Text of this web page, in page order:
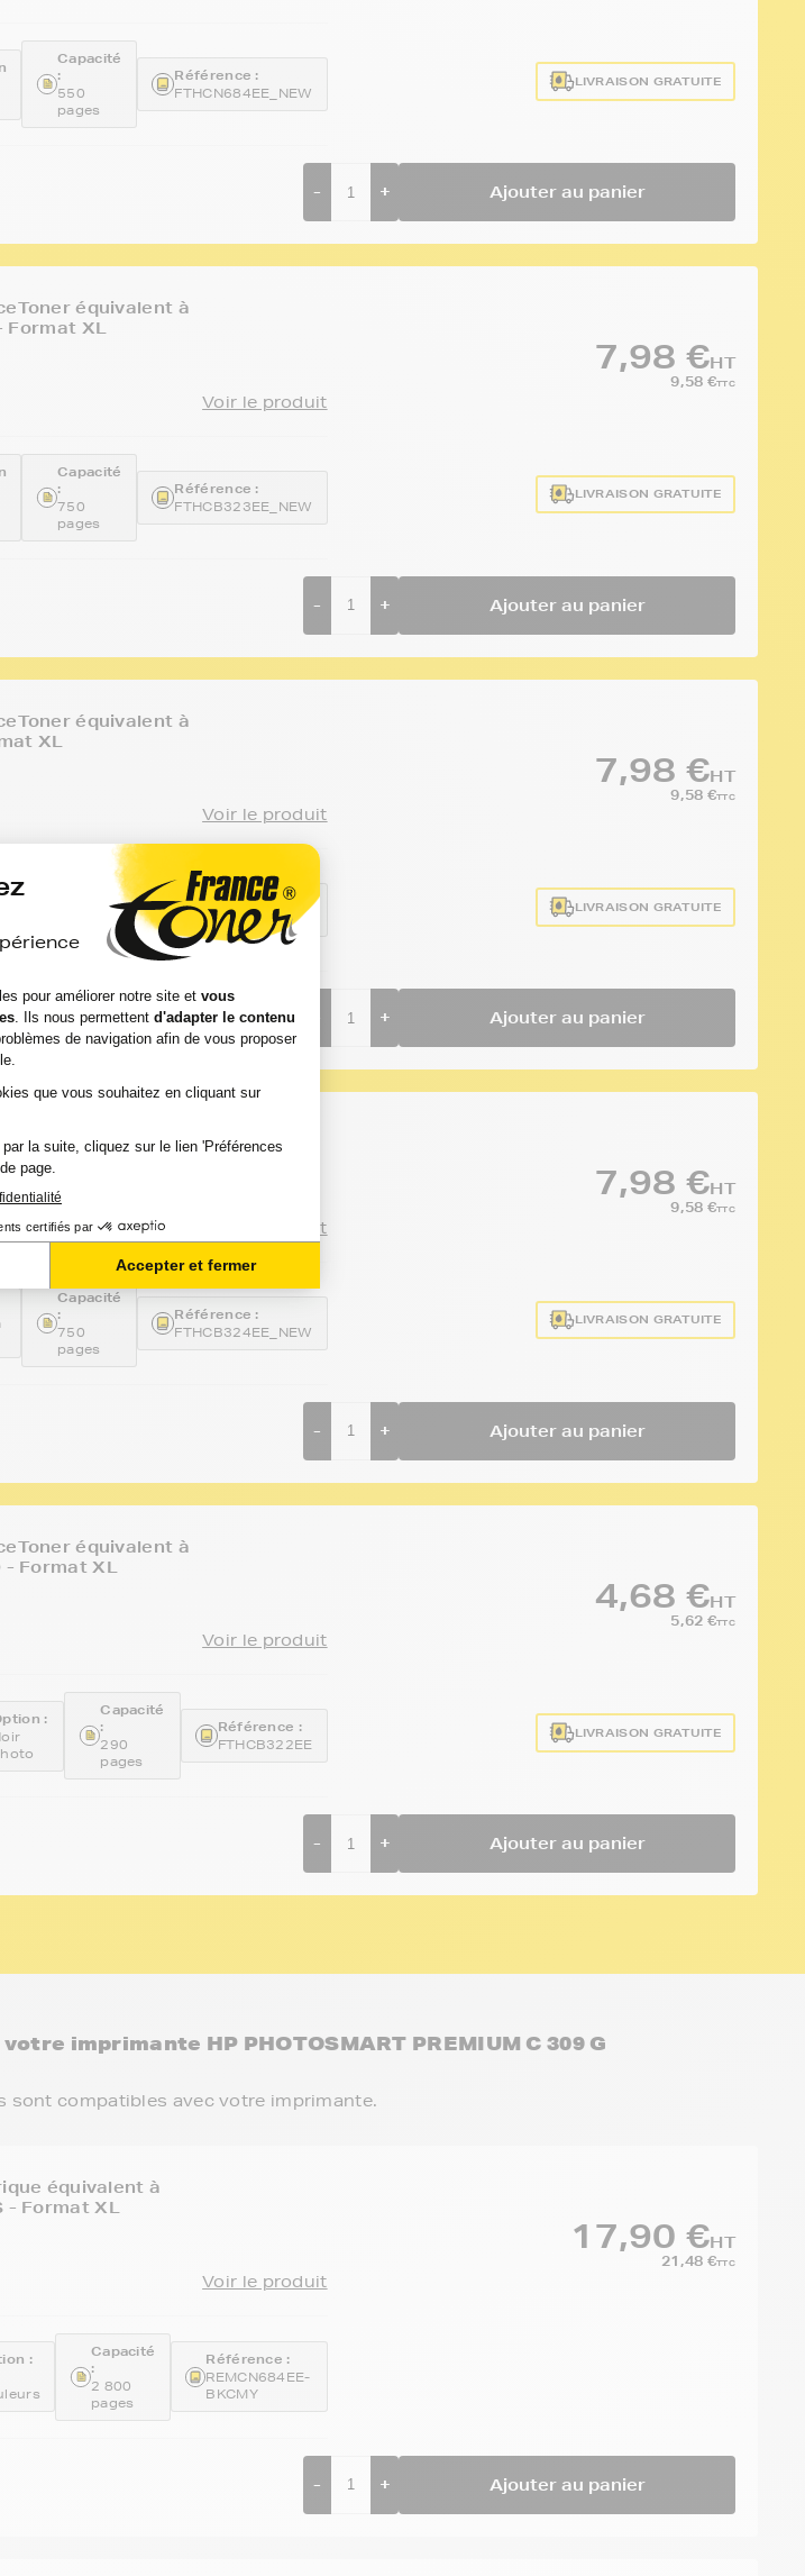
Capacité
:
550
pages
Référence :
FTHCN684EE_NEW
LIVRAISON GRATUITE
- + Ajouter au panier
équivalent à
Format XL
Voir le produit
Capacité
:
750
pages
Référence :
FTHCB323EE_NEW
7,98 €HT
9,58 €TTC
LIVRAISON GRATUITE
- + Ajouter au panier
équivalent à
XL
Voir le produit
Capacité
pages
Référence :
FTHCB325EE_NEW
7,98 €HT
9,58 €TTC
LIVRAISON GRATUITE
+ Ajouter au panier
équivalent à
- Format XL
Voir le produit
Capacité
:
750
pages
Référence :
FTHCB324EE_NEW
7,98 €HT
9,58 €TTC
LIVRAISON GRATUITE
- + Ajouter au panier
équivalent à
- Format XL
Voir le produit
:
Capacité
:
290
pages
Référence :
FTHCB322EE
4,68 €HT
5,62 €TTC
LIVRAISON GRATUITE
- + Ajouter au panier
imprimante HP PHOTOSMART PREMIUM C 309 G
sont compatibles avec votre imprimante.
équivalent à
- Format XL
Voir le produit
:
Capacité
:
2 800
pages
Référence :
REMCN684EE-
BKCMY
17,90 €HT
21,48 €TTC
- + Ajouter au panier